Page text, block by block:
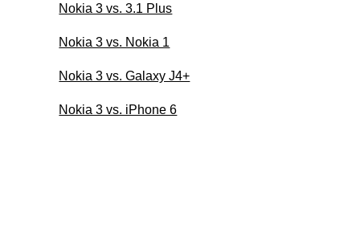
Nokia 3 vs. 3.1 Plus
Nokia 3 vs. Nokia 1
Nokia 3 vs. Galaxy J4+
Nokia 3 vs. iPhone 6